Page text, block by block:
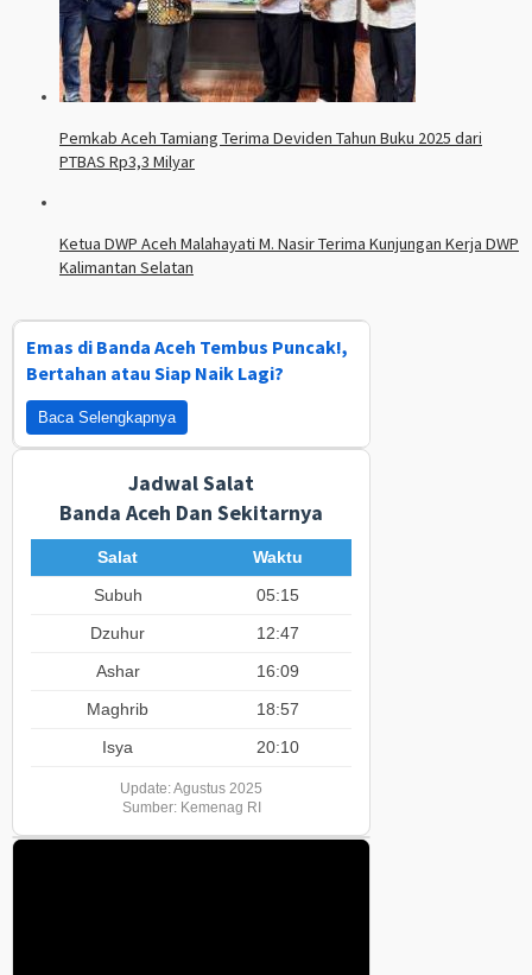
Pemkab Aceh Tamiang Terima Deviden Tahun Buku 2025 dari
PTBAS Rp3,3 Milyar
Ketua DWP Aceh Malahayati M. Nasir Terima Kunjungan Kerja DWP
Kalimantan Selatan
Emas di Banda Aceh Tembus Puncak!,
Bertahan atau Siap Naik Lagi?
Baca Selengkapnya
Jadwal Salat
Banda Aceh Dan Sekitarnya
Salat
Waktu
Subuh
05:15
Dzuhur
12:47
Ashar
16:09
Maghrib
18:57
Isya
20:10
Update: Agustus 2025
Sumber: Kemenag RI